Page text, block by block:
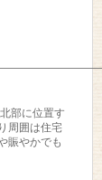
部に位置す
周囲は住宅
賑やかでも